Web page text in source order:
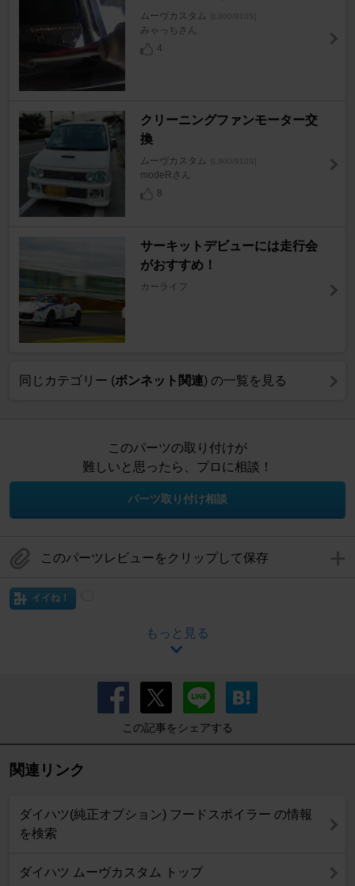
ムーヴカスタム [L900/910S]
みゃっちさん
4
クリーニングファンモーター交
換
ムーヴカスタム [L900/910S]
modeRさん
8
サーキットデビューには走行会
がおすすめ！
カーライフ
同じカテゴリー (ボンネット関連) の一覧を見る
このパーツの取り付けが
難しいと思ったら、プロに相談！
パーツ取り付け相談
このパーツレビューをクリップして保存
イイね！
もっと見る
この記事をシェアする
関連リンク
ダイハツ(純正オプション) フードスポイラー の情報
を検索
ダイハツ ムーヴカスタム トップ